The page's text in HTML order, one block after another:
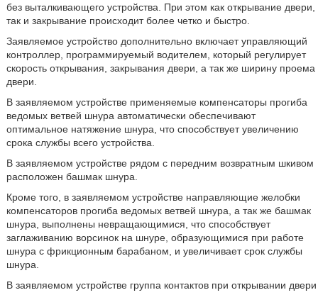
без выталкивающего устройства. При этом как открывание двери,
так и закрывание происходит более четко и быстро.
Заявляемое устройство дополнительно включает управляющий
контроллер, программируемый водителем, который регулирует
скорость открывания, закрывания двери, а так же ширину проема
двери.
В заявляемом устройстве применяемые компенсаторы прогиба
ведомых ветвей шнура автоматически обеспечивают
оптимальное натяжение шнура, что способствует увеличению
срока службы всего устройства.
В заявляемом устройстве рядом с передним возвратным шкивом
расположен башмак шнура.
Кроме того, в заявляемом устройстве направляющие желобки
компенсаторов прогиба ведомых ветвей шнура, а так же башмак
шнура, выполнены невращающимися, что способствует
заглаживанию ворсинок на шнуре, образующимися при работе
шнура с фрикционным барабаном, и увеличивает срок службы
шнура.
В заявляемом устройстве группа контактов при открывании двери